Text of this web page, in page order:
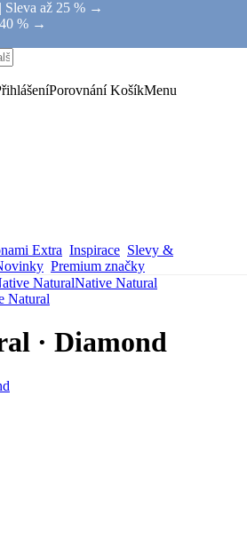
Sleva až 25 % →
40 % →
Porovnání KošíkMenu
Extra Inspirace Slevy &
Premium značky
NaturalNative Natural
Natural
· Diamond